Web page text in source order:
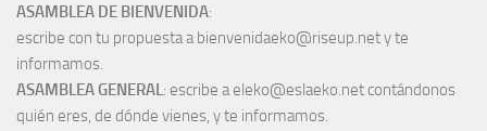
ASAMBLEA DE BIENVENIDA:
escribe con tu propuesta a bienvenidaeko@riseup.net y te
informamos.
ASAMBLEA GENERAL: escribe a eleko@eslaeko.net contándonos
quién eres, de dónde vienes, y te informamos.